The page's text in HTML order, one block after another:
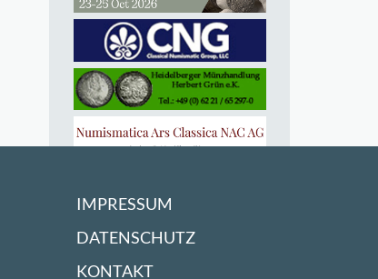
IMPRESSUM
DATENSCHUTZ
KONTAKT